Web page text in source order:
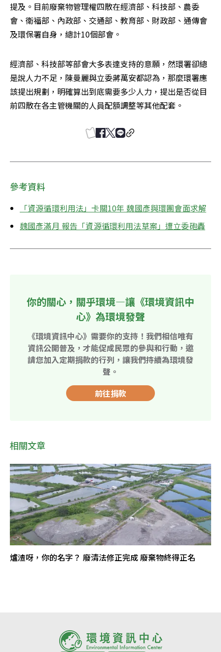
提及。目前廢棄物管理權四散在經濟部、科技部、農委
會、衛福部、內政部、交通部、教育部、財政部、通傳會
及環保署自身，總計10個部會。
經濟部、科技部等部會大多表達支持的意願，然環署卻總
是說人力不足，陳曼麗與立委蔣萬安都認為，那麼環署應
該提出規劃，明確算出到底需要多少人力，提出是否從目
前四散在各主管機關的人員配額調整等其他配套。
參考資料
「資源循環利用法」卡關10年 魏國彥與環團會面求解
魏國彥滿月 報告「資源循環利用法草案」遭立委砲轟
你的關心，關乎環境—讓《環境資訊中
心》為環境發聲
《環境資訊中心》需要你的支持！我們相信唯有
資訊公開普及，才能促成民眾的參與和行動，邀
請您加入定期捐款的行列，讓我們持續為環境發
聲。
前往捐款
相關文章
爐渣呀，你的名字？ 廢清法修正完成 廢棄物終得正名